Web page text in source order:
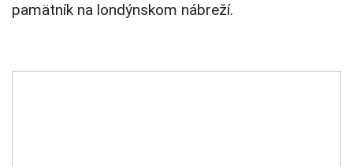
pamätník na londýnskom nábreží.